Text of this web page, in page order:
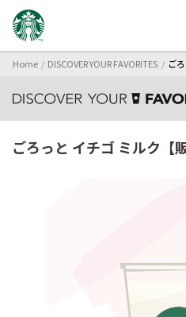
Home DISCOVER YOUR FAVORITES ご
ごろっと イチゴ ミルク【